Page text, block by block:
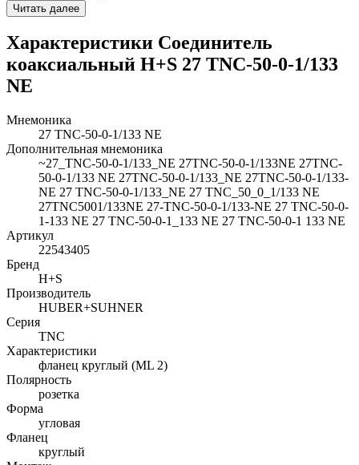
Читать далее
Характеристики Соединитель
коаксиальный H+S 27 TNC-50-0-1/133
NE
Мнемоника
27 TNC-50-0-1/133 NE
Дополнительная мнемоника
~27_TNC-50-0-1/133_NE 27TNC-50-0-1/133NE 27TNC-
50-0-1/133 NE 27TNC-50-0-1/133_NE 27TNC-50-0-1/133-
NE 27 TNC-50-0-1/133_NE 27 TNC_50_0_1/133 NE
27TNC5001/133NE 27-TNC-50-0-1/133-NE 27 TNC-50-0-
1-133 NE 27 TNC-50-0-1_133 NE 27 TNC-50-0-1 133 NE
Артикул
22543405
Бренд
H+S
Производитель
HUBER+SUHNER
Серия
TNC
Характеристики
фланец круглый (ML 2)
Полярность
розетка
Форма
угловая
Фланец
круглый